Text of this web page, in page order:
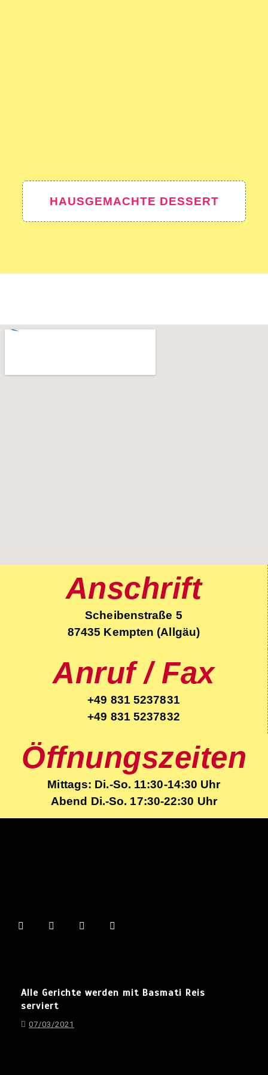
HAUSGEMACHTE DESSERT
Anschrift
Scheibenstraße 5
87435 Kempten (Allgäu)
Anruf / Fax
+49 831 5237831
+49 831 5237832
Öffnungszeiten
Mittags: Di.-So. 11:30-14:30 Uhr
Abend Di.-So. 17:30-22:30 Uhr
Alle Gerichte werden mit Basmati Reis
serviert
07/03/2021